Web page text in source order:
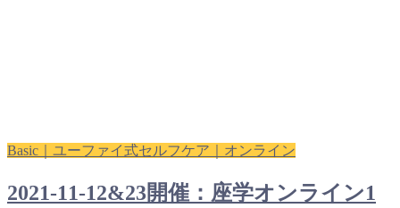
Basic｜ユーファイ式セルフケア｜オンライン
2021-11-12&23開催：座学オンライン1